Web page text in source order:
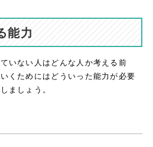
能力
いない人はどんな人か考える前
くためにはどういった能力が必要
ましょう。